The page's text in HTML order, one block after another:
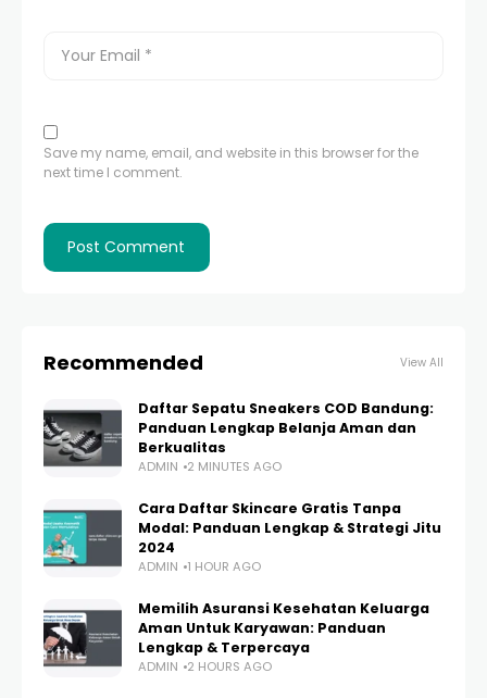
Save my name, email, and website in this browser for the
next time I comment.
Recommended View All
Daftar Sepatu Sneakers COD Bandung:
Panduan Lengkap Belanja Aman dan
Berkualitas
ADMIN 2 MINUTES AGO
Cara Daftar Skincare Gratis Tanpa
Modal: Panduan Lengkap & Strategi Jitu
2024
ADMIN 1 HOUR AGO
Memilih Asuransi Kesehatan Keluarga
Aman Untuk Karyawan: Panduan
Lengkap & Terpercaya
ADMIN 2 HOURS AGO